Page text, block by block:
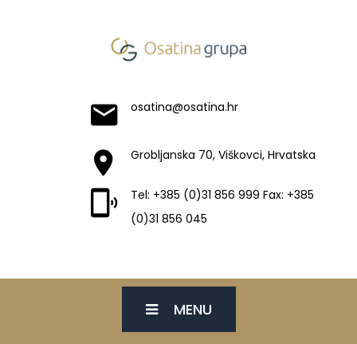
osatina@osatina.hr
Grobljanska 70, Viškovci, Hrvatska
Tel: +385 (0)31 856 999 Fax: +385
(0)31 856 045
MENU